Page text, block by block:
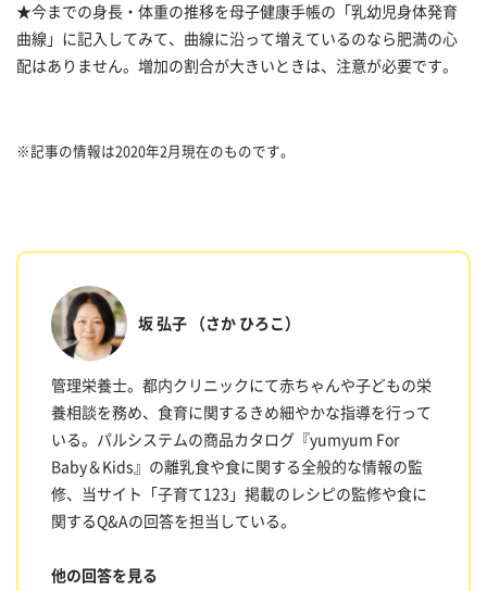
★今までの身長・体重の推移を母子健康手帳の「乳幼児身体発育
曲線」に記入してみて、曲線に沿って増えているのなら肥満の心
配はありません。増加の割合が大きいときは、注意が必要です。
※記事の情報は2020年2月現在のものです。
坂 弘子 （さか ひろこ）
管理栄養士。都内クリニックにて赤ちゃんや子どもの栄
養相談を務め、食育に関するきめ細やかな指導を行って
いる。パルシステムの商品カタログ『yumyum For
Baby＆Kids』の離乳食や食に関する全般的な情報の監
修、当サイト「子育て123」掲載のレシピの監修や食に
関するQ&Aの回答を担当している。
他の回答を見る